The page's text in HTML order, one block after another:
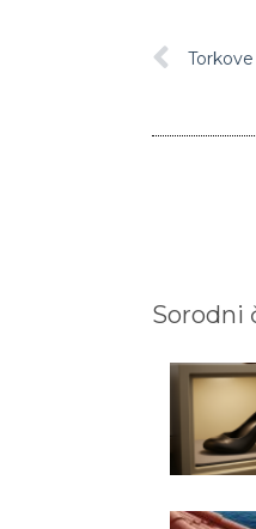
Sorodni